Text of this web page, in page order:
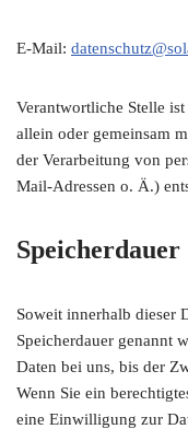
E-Mail:
Verantwortliche Stelle
allein oder gemeinsam
der Verarbeitung von
Mail-Adressen o. Ä.)
Speicherdauer
Soweit innerhalb dieser
Speicherdauer genannt
Daten bei uns, bis der
Wenn Sie ein
eine Einwilligung zur